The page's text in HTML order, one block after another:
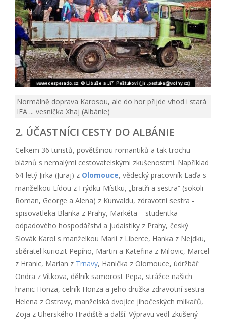
Normálně doprava Karosou, ale do hor přijde vhod i stará
IFA ... vesnička Xhaj (Albánie)
2. ÚČASTNÍCI CESTY DO ALBÁNIE
Celkem 36 turistů, povětšinou romantiků a tak trochu
bláznů s nemalými cestovatelskými zkušenostmi. Například
64-letý Jirka (Juraj) z Olomouce, vědecký pracovník Laďa s
manželkou Lídou z Frýdku-Místku, „bratři a sestra“ (sokoli -
Roman, George a Alena) z Kunvaldu, zdravotní sestra -
spisovatleka Blanka z Prahy, Markéta – studentka
odpadového hospodářství a judaistiky z Prahy, český
Slovák Karol s manželkou Marií z Liberce, Hanka z Nejdku,
sběratel kuriozit Pepíno, Martin a Kateřina z Milovic, Marcel
z Hranic, Marian z Trnavy, Hanička z Olomouce, údržbář
Ondra z Vítkova, dělník samorost Pepa, strážce našich
hranic Honza, celník Honza a jeho družka zdravotní sestra
Helena z Ostravy, manželská dvojice jihočeských mlíkařů,
Zoja z Uherského Hradiště a další. Výpravu vedl zkušený